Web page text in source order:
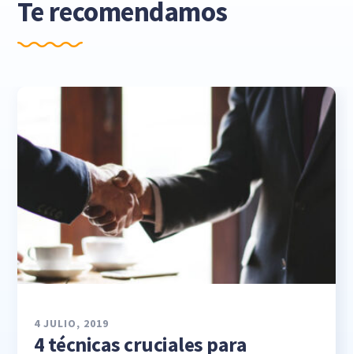
Te recomendamos
4 JULIO, 2019
4 técnicas cruciales para